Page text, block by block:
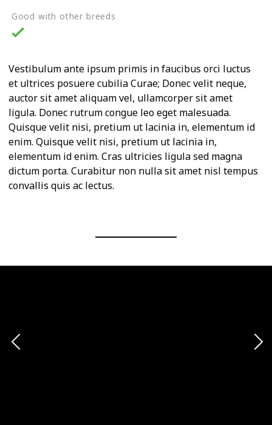
Good with other breeds
Vestibulum ante ipsum primis in faucibus orci luctus
et ultrices posuere cubilia Curae; Donec velit neque,
auctor sit amet aliquam vel, ullamcorper sit amet
ligula. Donec rutrum congue leo eget malesuada.
Quisque velit nisi, pretium ut lacinia in, elementum id
enim. Quisque velit nisi, pretium ut lacinia in,
elementum id enim. Cras ultricies ligula sed magna
dictum porta. Curabitur non nulla sit amet nisl tempus
convallis quis ac lectus.